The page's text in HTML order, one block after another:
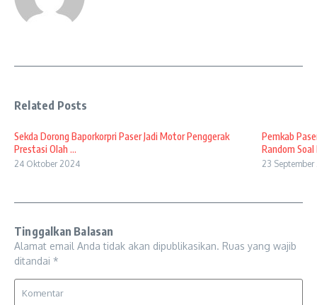
Related Posts
Sekda Dorong Baporkorpri Paser Jadi Motor Penggerak
Prestasi Olah ...
24 Oktober 2024
Pemkab
Random Soal
23
Tinggalkan Balasan
Alamat email Anda tidak akan dipublikasikan. Ruas yang wajib
ditandai *